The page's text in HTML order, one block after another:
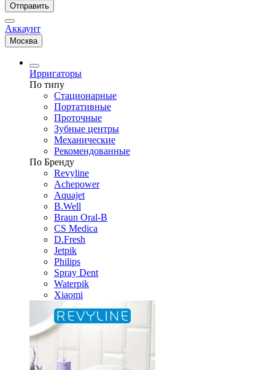
Отправить
Аккаунт
Москва
Ирригаторы
По типу
Стационарные
Портативные
Проточные
Зубные центры
Механические
Рекомендованные
По Бренду
Revyline
Achepower
Aquajet
B.Well
Braun Oral-B
CS Medica
D.Fresh
Jetpik
Philips
Spray Dent
Waterpik
Xiaomi